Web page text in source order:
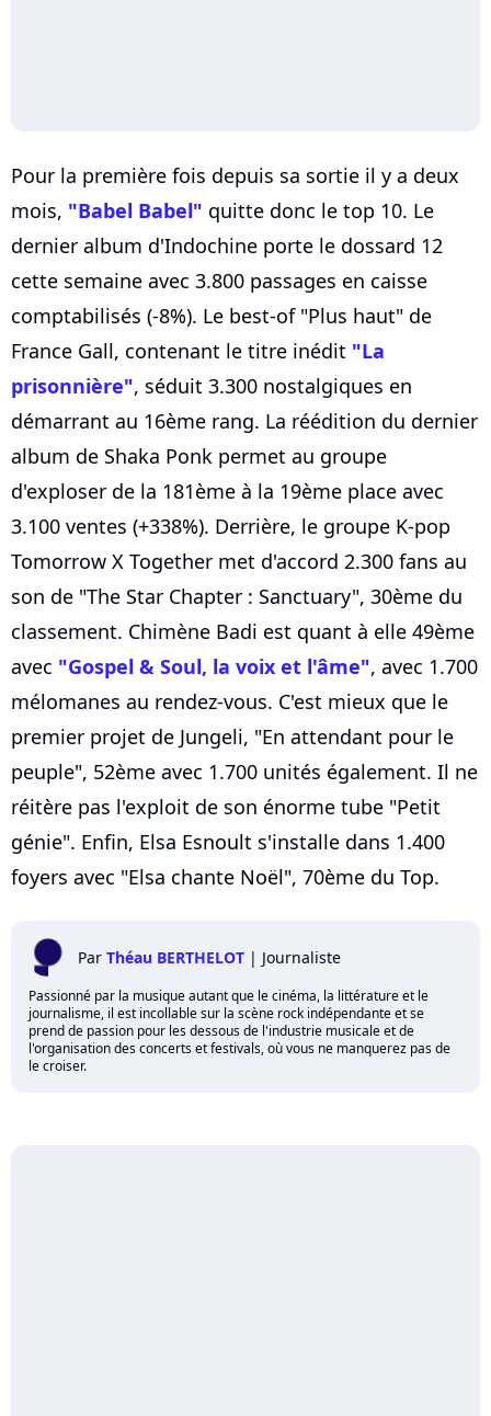
Pour la première fois depuis sa sortie il y a deux
mois, "Babel Babel" quitte donc le top 10. Le
dernier album d'Indochine porte le dossard 12
cette semaine avec 3.800 passages en caisse
comptabilisés (-8%). Le best-of "Plus haut" de
France Gall, contenant le titre inédit "La
prisonnière", séduit 3.300 nostalgiques en
démarrant au 16ème rang. La réédition du dernier
album de Shaka Ponk permet au groupe
d'exploser de la 181ème à la 19ème place avec
3.100 ventes (+338%). Derrière, le groupe K-pop
Tomorrow X Together met d'accord 2.300 fans au
son de "The Star Chapter : Sanctuary", 30ème du
classement. Chimène Badi est quant à elle 49ème
avec "Gospel & Soul, la voix et l'âme", avec 1.700
mélomanes au rendez-vous. C'est mieux que le
premier projet de Jungeli, "En attendant pour le
peuple", 52ème avec 1.700 unités également. Il ne
réitère pas l'exploit de son énorme tube "Petit
génie". Enfin, Elsa Esnoult s'installe dans 1.400
foyers avec "Elsa chante Noël", 70ème du Top.
Par Théau BERTHELOT | Journaliste
Passionné par la musique autant que le cinéma, la littérature et le
journalisme, il est incollable sur la scène rock indépendante et se
prend de passion pour les dessous de l'industrie musicale et de
l'organisation des concerts et festivals, où vous ne manquerez pas de
le croiser.